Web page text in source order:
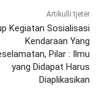
Artikulli tjetër
Kegiatan Sosialisasi
Kendaraan Yang
Pilar : Ilmu
yang Didapat Harus
Diaplikasikan